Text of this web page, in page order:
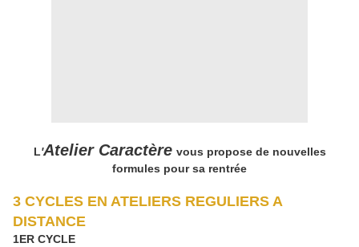
L'Atelier Caractère vous propose de nouvelles
formules pour sa rentrée
3 CYCLES EN ATELIERS REGULIERS A
DISTANCE
1ER CYCLE